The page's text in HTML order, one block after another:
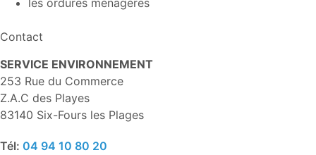
les ordures ménagères
Contact
SERVICE ENVIRONNEMENT
253 Rue du Commerce
Z.A.C des Playes
83140 Six-Fours les Plages
Tél: 04 94 10 80 20